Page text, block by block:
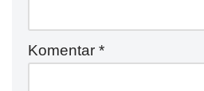
Komentar *